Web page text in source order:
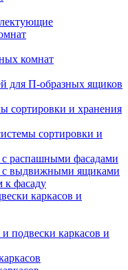
комнат
для П-образных ящиков
сортировки и хранения
сортировки и
с распашными фасадами
с выдвижными ящиками
к фасаду
каркасов и
подвески каркасов и